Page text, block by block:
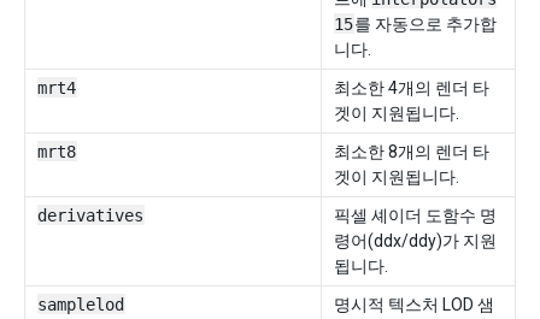
15를 자동으로 추가합
니다.
mrt4
최소한 4개의 렌더 타
겟이 지원됩니다.
mrt8
최소한 8개의 렌더 타
겟이 지원됩니다.
derivatives
픽셀 셰이더 도함수 명
령어(ddx/ddy)가 지원
됩니다.
samplelod
명시적 텍스처 LOD 샘